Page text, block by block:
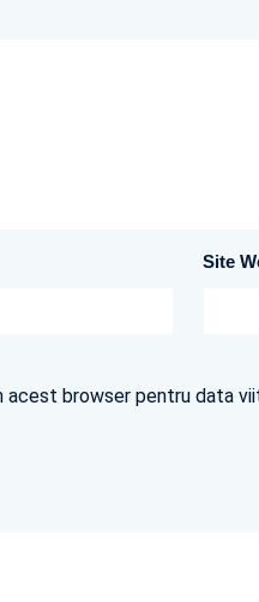
Site
acest browser pentru data